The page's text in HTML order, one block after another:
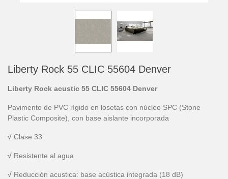
Liberty Rock 55 CLIC 55604 Denver
Liberty Rock acustic 55 CLIC 55604 Denver
Pavimento de PVC rígido en losetas con núcleo SPC (Stone
Plastic Composite), con base aislante incorporada
√ Clase 33
√ Resistente al agua
√ Reducción acustica: base acústica integrada (18 dB)